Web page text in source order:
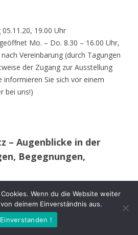
19.00 Uhr
Mo. – Do. 8.30 – 16.00 Uhr,
Vereinbarung (durch Tagungen
der Zugang zur Ausstellung
Sie sich vor einem
bei uns!)
– Augenblicke in der
Begegnungen,
ich meine erste Spiegelreflex-
Studiums und im späteren
meist eine Kamera.
Wenn du die Website weiter
deinem Einverständnis aus.
Einverstanden !